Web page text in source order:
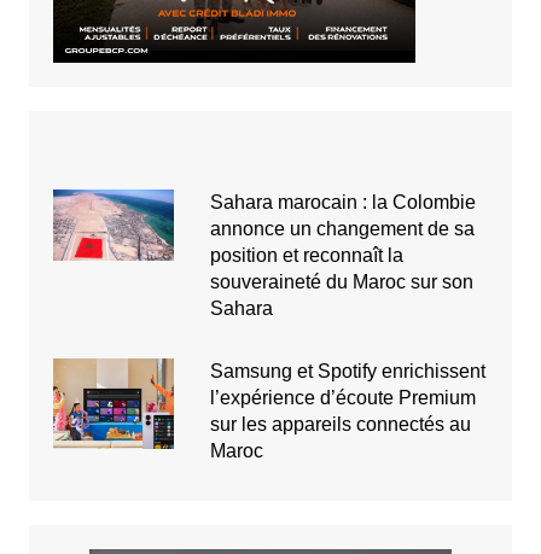
Sahara marocain : la Colombie
annonce un changement de sa
position et reconnaît la
souveraineté du Maroc sur son
Sahara
Samsung et Spotify enrichissent
l’expérience d’écoute Premium
sur les appareils connectés au
Maroc